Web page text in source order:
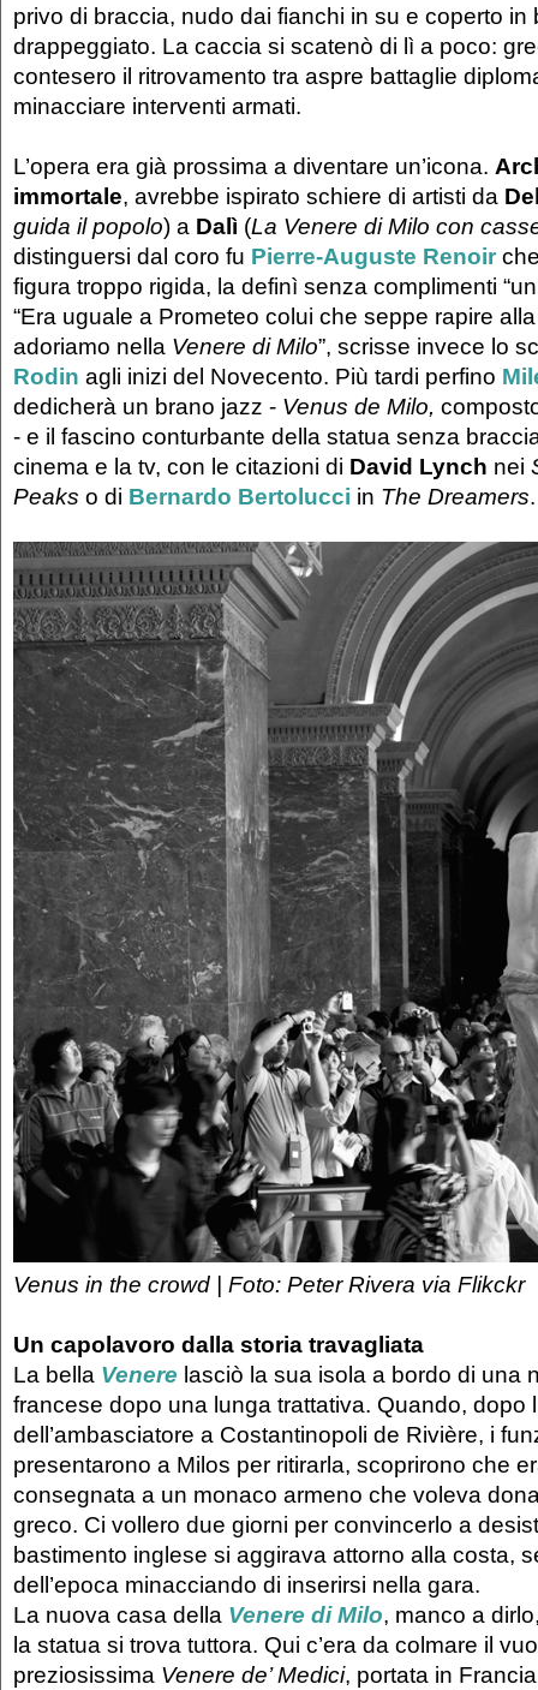
privo di braccia, nudo dai fianchi in su e coperto in
drappeggiato. La caccia si scatenò di lì a poco:
contesero il ritrovamento tra aspre battaglie
minacciare interventi armati.
L’opera era già prossima a diventare un’icona.
immortale, avrebbe ispirato schiere di artisti da
guida il popolo) a Dalì (La Venere di Milo con
distinguersi dal coro fu Pierre-Auguste Renoir
figura troppo rigida, la definì senza complimenti
“Era uguale a Prometeo colui che seppe rapire
adoriamo nella Venere di Milo”, scrisse invece lo
Rodin agli inizi del Novecento. Più tardi perfino
dedicherà un brano jazz - Venus de Milo,
- e il fascino conturbante della statua senza
cinema e la tv, con le citazioni di David Lynch nei
Peaks o di Bernardo Bertolucci in The Dreamers
Venus in the crowd | Foto: Peter Rivera via Flikckr
Un capolavoro dalla storia travagliata
La bella Venere lasciò la sua isola a bordo di una
francese dopo una lunga trattativa. Quando, dopo
dell’ambasciatore a Costantinopoli de Rivière, i
presentarono a Milos per ritirarla, scoprirono che
consegnata a un monaco armeno che voleva
greco. Ci vollero due giorni per convincerlo a
bastimento inglese si aggirava attorno alla costa,
dell’epoca minacciando di inserirsi nella gara.
La nuova casa della Venere di Milo, manco a
la statua si trova tuttora. Qui c’era da colmare il
preziosissima Venere de’ Medici, portata in